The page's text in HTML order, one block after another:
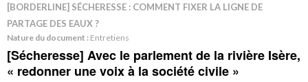
[BORDERLINE] SÉCHERESSE : COMMENT FIXER LA LIGNE DE
PARTAGE DES EAUX ?
Nature du document : Entretiens
[Sécheresse] Avec le parlement de la rivière Isère,
« redonner une voix à la société civile »